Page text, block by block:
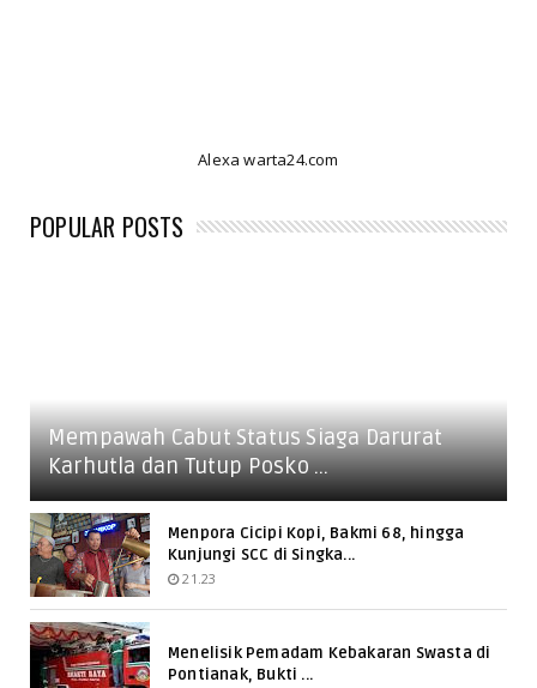
Alexa warta24.com
POPULAR POSTS
Mempawah Cabut Status Siaga Darurat
Karhutla dan Tutup Posko ...
Menpora Cicipi Kopi, Bakmi 68, hingga
Kunjungi SCC di Singka...
21.23
Menelisik Pemadam Kebakaran Swasta di
Pontianak, Bukti ...